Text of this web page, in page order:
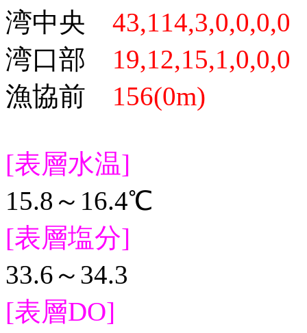
湾中央 43,114,3,0,0,0,0
湾口部 19,12,15,1,0,0,0
漁協前 156(0m)
[表層水温]
15.8～16.4℃
[表層塩分]
33.6～34.3
[表層DO]